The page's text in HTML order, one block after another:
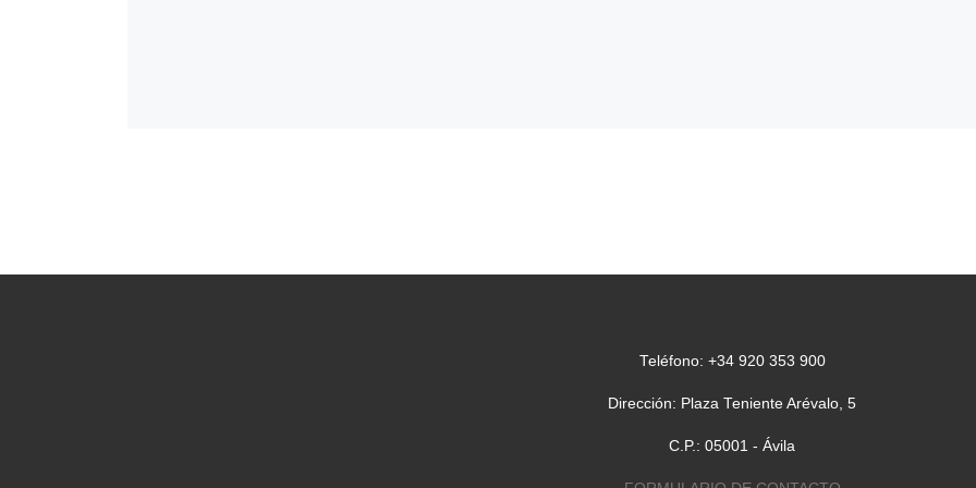
Teléfono: +34 920 353 900
Dirección: Plaza Teniente Arévalo, 5
C.P.: 05001 - Ávila